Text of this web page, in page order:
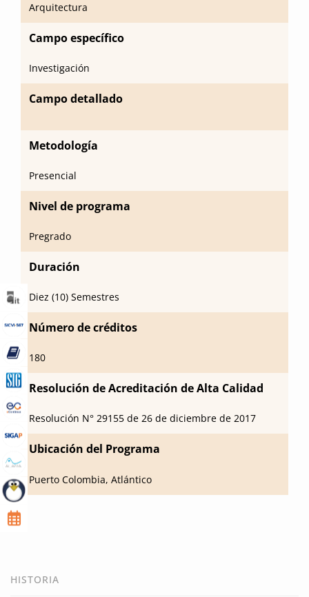
Arquitectura
Campo específico
Investigación
Campo detallado
Metodología
Presencial
Nivel de programa
Pregrado
Duración
Diez (10) Semestres
Número de créditos
180
Resolución de Acreditación de Alta Calidad
Resolución N° 29155 de 26 de diciembre de 2017
Ubicación del Programa
Puerto Colombia, Atlántico
HISTORIA